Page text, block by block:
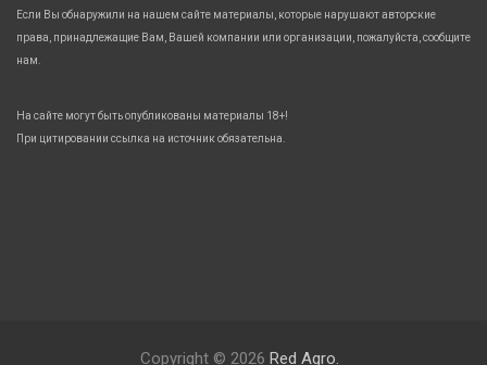
Если Вы обнаружили на нашем сайте материалы, которые нарушают авторские
права, принадлежащие Вам, Вашей компании или организации, пожалуйста, сообщите
нам.
На сайте могут быть опубликованы материалы 18+!
При цитировании ссылка на источник обязательна.
Copyright © 2026 Red Agro.